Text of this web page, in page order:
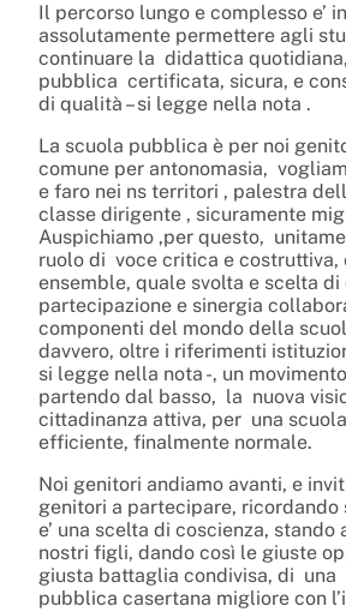
Il percorso lungo e complesso e’
assolutamente permettere agli
continuare la didattica
pubblica certificata, sicura, e
di qualità – si legge nella nota .
La scuola pubblica è per noi
comune per antonomasia,
e faro nei ns territori , palestra
classe dirigente , sicuramente
Auspichiamo ,per questo,
ruolo di voce critica e costruttiva,
ensemble, quale svolta e scelta
partecipazione e sinergia
componenti del mondo della
davvero, oltre i riferimenti
si legge nella nota -, un
partendo dal basso, la nuova
cittadinanza attiva, per una
efficiente, finalmente normale.
Noi genitori andiamo avanti, e
genitori a partecipare, ricordando
e’ una scelta di coscienza, stando
nostri figli, dando così le giuste
giusta battaglia condivisa, di una
pubblica casertana migliore con